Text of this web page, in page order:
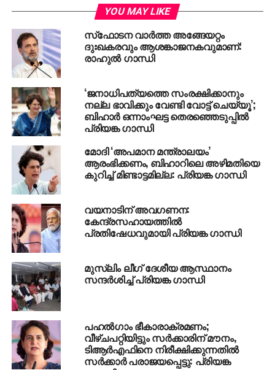
സയന്‍സില്‍ ബന്ധപ്പെട്ട് വൈദ്യസംഘത്തെ എത്തിച്ചു.
പ്രഥമ ശുശ്രൂഷക്ക് ശേഷം സോണിയ ഡല്‍ഹിയിലേക്ക്
മടങ്ങി. ഷിംലയില്‍ ഇന്ത്യന്‍ രാഷ്ട്രപതിയുടെ
വേനല്‍ക്കാല വസതിക്ക് സമീപമാണ് പ്രിയങ്കക്കും
കുടുംബത്തിനുമായി പണികഴിപ്പിക്കുന്ന വേനല്‍ക്കാല
വസതിയും. കഴിഞ്ഞ ഒക്ടോബറിലും സോണിയ ഇവിടെ
വന്നിരുന്നു.
RELATED TOPICS: PRIYANKA GANDHI
UP NEXT
ഐ.എന്‍.എക്‌സ് മീഡിയാകേസില്‍ കാര്‍ത്തി
ചിദംബരത്തിന് ജാമ്യം
DON'T MISS
ഇരട്ടപ്പദവി: ആം ആദ്മി എം.എല്‍.എമാരെ
അയോഗ്യരാക്കി നടപടി കോടതി റദ്ദാക്കി
YOU MAY LIKE
സ്‌ഫോടന വാര്‍ത്ത അങ്ങേയറ്റം
ദുഃഖകരവും ആശങ്കാജനകവുമാണ്:
രാഹുല്‍ ഗാന്ധി
‘ജനാധിപത്യത്തെ സംരക്ഷിക്കാനും
നല്ല ഭാവിക്കും വേണ്ടി വോട്ട് ചെയ്യൂ’;
ബിഹാർ ഒന്നാംഘട്ട തെരഞ്ഞെടുപ്പിൽ
പ്രിയങ്ക ഗാന്ധി
മോദി ‘അപമാന മന്ത്രാലയം’
ആരംഭിക്കണം, ബിഹാറിലെ അഴിമതിയെ
കുറിച്ച് മിണ്ടാട്ടമില്ല: പ്രിയങ്ക ഗാന്ധി
വയനാടിന് അവഗണന:
കേന്ദ്രസഹായത്തില്‍
പ്രതിഷേധവുമായി പ്രിയങ്ക ഗാന്ധി
മുസ്‌ലിം ലീഗ് ദേശീയ ആസ്ഥാനം
സന്ദർശിച്ച് പ്രിയങ്ക ഗാന്ധി
പഹല്‍ഗാം ഭീകാരാക്രമണം;
വീഴ്ചപറ്റിയിട്ടും സര്‍ക്കാരിന് മൗനം,
ടിആര്‍എഫിനെ നിരീക്ഷിക്കുന്നതില്‍
സര്‍ക്കാര്‍ പരാജയപ്പെട്ടു: പ്രിയങ്ക